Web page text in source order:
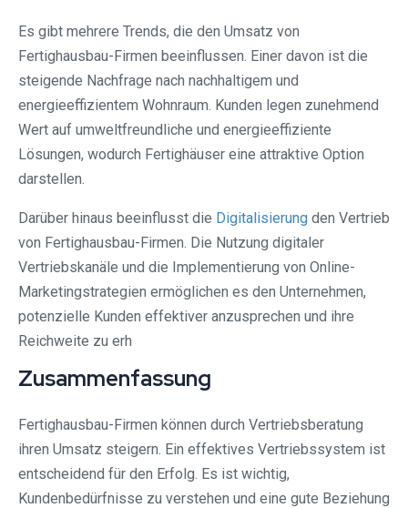
Es gibt mehrere Trends, die den Umsatz von
Fertighausbau-Firmen beeinflussen. Einer davon ist die
steigende Nachfrage nach nachhaltigem und
energieeffizientem Wohnraum. Kunden legen zunehmend
Wert auf umweltfreundliche und energieeffiziente
Lösungen, wodurch Fertighäuser eine attraktive Option
darstellen.
Darüber hinaus beeinflusst die Digitalisierung den Vertrieb
von Fertighausbau-Firmen. Die Nutzung digitaler
Vertriebskanäle und die Implementierung von Online-
Marketingstrategien ermöglichen es den Unternehmen,
potenzielle Kunden effektiver anzusprechen und ihre
Reichweite zu erh
Zusammenfassung
Fertighausbau-Firmen können durch Vertriebsberatung
ihren Umsatz steigern. Ein effektives Vertriebssystem ist
entscheidend für den Erfolg. Es ist wichtig,
Kundenbedürfnisse zu verstehen und eine gute Beziehung